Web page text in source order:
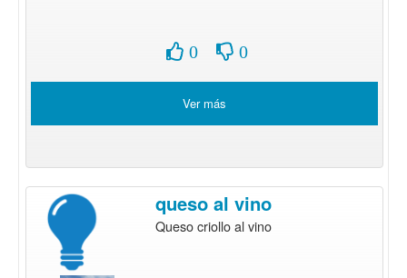
0 0
Ver más
queso al vino
Queso criollo al vino